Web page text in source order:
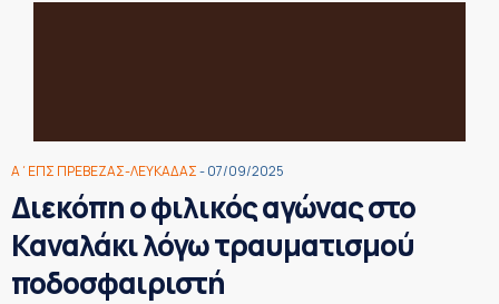
Α΄ΕΠΣ ΠΡΕΒΕΖΑΣ-ΛΕΥΚΑΔΑΣ- 07/09/2025
Διεκόπη ο φιλικός αγώνας στο
Καναλάκι λόγω τραυματισμού
ποδοσφαιριστή